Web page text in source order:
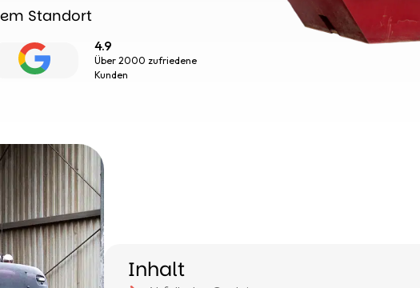
Standort
4.9
Über 2000 zufriedene
Kunden
Inhalt